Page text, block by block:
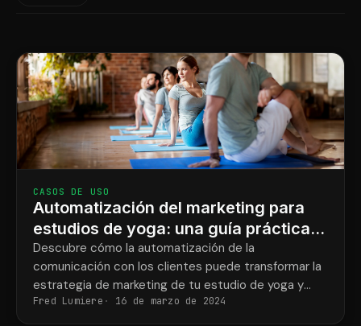
CASOS DE USO
Automatización del marketing para
estudios de yoga: una guía práctica
para propietarios.
Descubre cómo la automatización de la
comunicación con los clientes puede transformar la
estrategia de marketing de tu estudio de yoga y
optimizar las operaciones.
Fred Lumiere 16 de marzo de 2024